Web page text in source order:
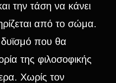
την τάση να κάνει
από το σώμα.
δυϊσμό που θα
της φιλοσοφικής
Χωρίς τον